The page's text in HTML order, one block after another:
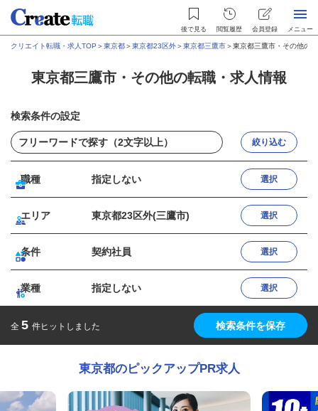
後で見る 閲覧履歴 会員登録 メニュー
クリエイト転職・求人TOP ＞東京都＞東京都23区外＞東京都三鷹市＞東京都三鷹市・その他の
東京都三鷹市・その他の転職・求人情報
検索条件の設定
絞り込む
職種 指定しない 選択
エリア 東京都23区外(三鷹市) 選択
条件 契約社員 選択
業種 指定しない 選択
全 5 件ヒットしました 検索条件を保存
東京都のピックアップPR求人